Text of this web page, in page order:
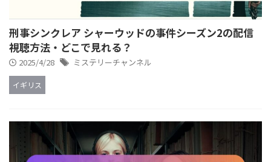
刑事シンクレア シャーウッドの事件シーズン2の配信
視聴方法・どこで見れる？
2025/4/28 ミステリーチャンネル
イギリス